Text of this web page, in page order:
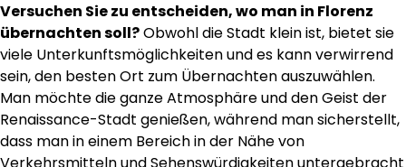
Versuchen Sie zu entscheiden, wo man in Florenz
übernachten soll?Obwohl die Stadt klein ist, bietet sie
viele Unterkunftsmöglichkeiten und es kann verwirrend
sein, den besten Ort zum Übernachten auszuwählen.
Man möchte die ganze Atmosphäre und den Geist der
Renaissance-Stadt genießen, während man sicherstellt,
dass man in einem Bereich in der Nähe von